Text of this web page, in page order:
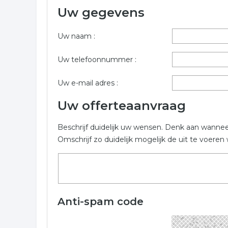
Onderstaande bedrijven zijn gerelateerd aan
touroperator
Uw gegevens
Uw naam :
Uw telefoonnummer :
Uw e-mail adres :
Uw offerteaanvraag
Beschrijf duidelijk uw wensen. Denk aan
Omschrijf zo duidelijk mogelijk de uit te voeren
Anti-spam code